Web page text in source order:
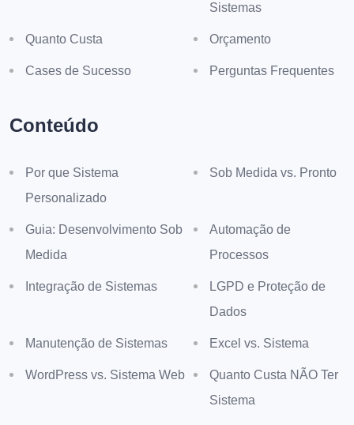
Sistemas
Quanto Custa Orçamento
Cases de Sucesso Perguntas Frequentes
Conteúdo
Por que Sistema
Personalizado
Sob Medida vs. Pronto
Guia: Desenvolvimento Sob
Medida
Automação de
Processos
Integração de Sistemas
LGPD e Proteção de
Dados
Manutenção de Sistemas Excel vs. Sistema
WordPress vs. Sistema Web
Quanto Custa NÃO Ter
Sistema